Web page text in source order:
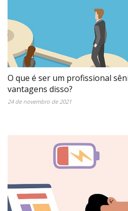
O que é ser um profissional
vantagens disso?
24 de novembro de 2021